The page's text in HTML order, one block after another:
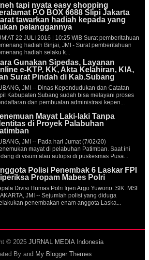
tapi nyata easy shopping
P.O BOX 6688 Slipi Jakarta
tawarkan hadiah kepada yang
pelanggannya
22 JULI 2016 | 10:25 WIB Surat pemberitahuan
hadiah Binjai, JMI - Surat pemberitahuan
hadiah selaku k...
Gunakan Sipedas, Layanan
e-KTP, KK, Akta Kelahiran, KIA,
Surat Pindah di Kab.Subang
JMI -- Dinas Kependudukan dan Catatan
Kabupaten Subang sudah bisa melayani proses
dan pembuatan administrasi kepen...
Mayat Laki-laki Tanpa
di Proyek Palabuhan
JMI -- Pada hari Jumat (7/02/20)
mayat di pelabuhan Patimban. Saat ini
di visum atau autopsi di puskesmas Pusa...
Polisi Penembak 6 Laskar FPI
Propam Mabes Polri
Divisi Humas Polri Irjen Argo Yuwono. SIK. MSI
JMI -- Sejumlah polisi yang diduga
penembakan enam anggota Laska...
© 2025 JURNAL MEDIA Indonesia
By and My Blogger Themes